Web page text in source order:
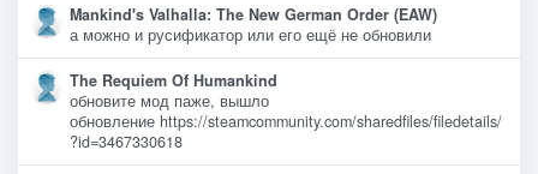
Mankind's Valhalla: The New German Order (EAW)
а можно и русификатор или его ещё не обновили
The Requiem Of Humankind
обновите мод паже, вышло
обновление https://steamcommunity.com/sharedfiles/filedetails/
?id=3467330618